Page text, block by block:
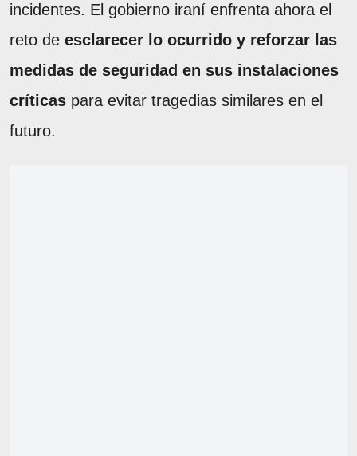
incidentes. El gobierno iraní enfrenta ahora el
reto de esclarecer lo ocurrido y reforzar las
medidas de seguridad en sus instalaciones
críticas para evitar tragedias similares en el
futuro.